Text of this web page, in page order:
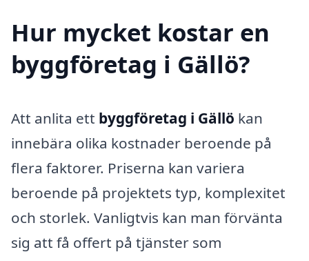
Hur mycket kostar en
byggföretag i Gällö?
Att anlita ett byggföretag i Gällö kan
innebära olika kostnader beroende på
flera faktorer. Priserna kan variera
beroende på projektets typ, komplexitet
och storlek. Vanligtvis kan man förvänta
sig att få offert på tjänster som